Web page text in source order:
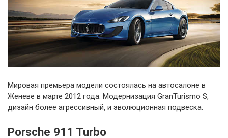
Мировая премьера модели состоялась на автосалоне в
Женеве в марте 2012 года. Модернизация GranTurismo S,
дизайн более агрессивный, и эволюционная подвеска.
Porsche 911 Turbo